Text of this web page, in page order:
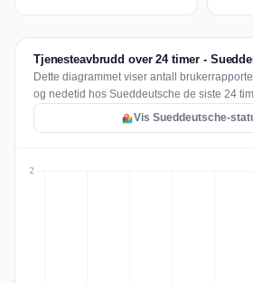
Tjenesteavbrudd over 24 timer -
Dette diagrammet viser antall
og nedetid hos Sueddeutsche de siste 24
Vis Sueddeutsche-